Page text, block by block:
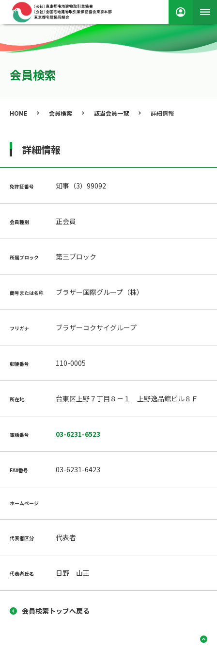
会員検索
HOME 会員検索 該当会員一覧 詳細情報
詳細情報
免許証番号 知事（3）99092
会員種別 正会員
所属ブロック 第三ブロック
商号または名称 ブラザー国際グループ（株）
フリガナ ブラザーコクサイグループ
郵便番号 110-0005
所在地 台東区上野７丁目８－１ 上野逸品館ビル８Ｆ
電話番号 03-6231-6523
FAX番号 03-6231-6423
ホームページ
代表者区分 代表者
代表者氏名 日野 山王
会員検索トップへ戻る